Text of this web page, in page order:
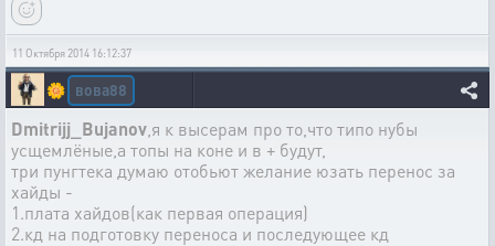
11 Октября 2014 16:12:37
🌼 вова88
Dmitrijj_Bujanov,я к высерам про то,что типо нубы
усщемлёные,а топы на коне и в + будут,
три пунгтека думаю отобьют желание юзать перенос за
хайды -
1.плата хайдов(как первая операция)
2.кд на подготовку переноса и последующее кд